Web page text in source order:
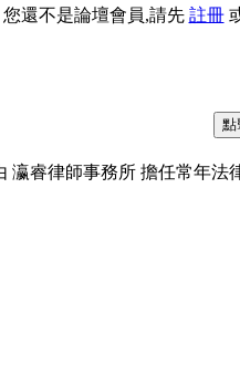
您還不是論壇會員,請先 註冊
瀛睿律師事務所 擔任常年法